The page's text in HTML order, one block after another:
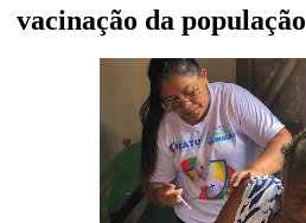
vacinação da população